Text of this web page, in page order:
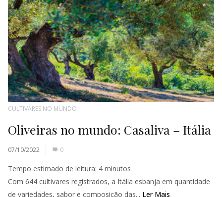
CULTIVARES NO MUNDO
Oliveiras no mundo: Casaliva – Itália
07/10/2022 0
Tempo estimado de leitura: 4 minutos
Com 644 cultivares registrados, a Itália esbanja em quantidade
de variedades, sabor e composição das... Ler Mais